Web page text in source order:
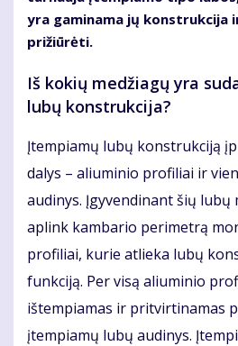
yra gaminama jų konstrukcija
prižiūrėti.
Iš kokių medžiagų yra
lubų konstrukcija?
Įtempiamų lubų konstrukciją
dalys – aliuminio profiliai ir
audinys. Įgyvendinant šių lubų
aplink kambario perimetrą
profiliai, kurie atlieka lubų
funkciją. Per visą aliuminio
ištempiamas ir pritvirtinamas
įtempiamų lubų audinys.